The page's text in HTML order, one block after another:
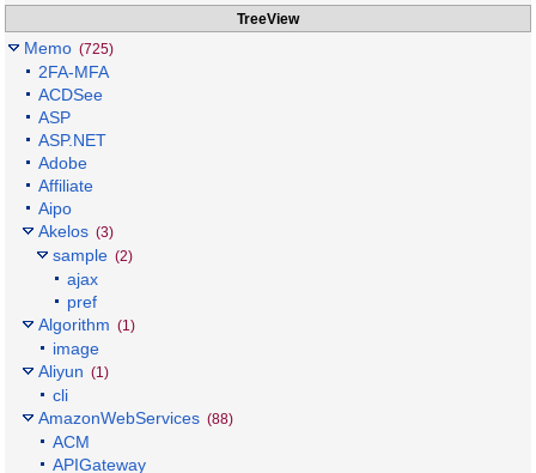
TreeView
Memo (725)
2FA-MFA
ACDSee
ASP
ASP.NET
Adobe
Affiliate
Aipo
Akelos (3)
sample (2)
ajax
pref
Algorithm (1)
image
Aliyun (1)
cli
AmazonWebServices (88)
ACM
APIGateway